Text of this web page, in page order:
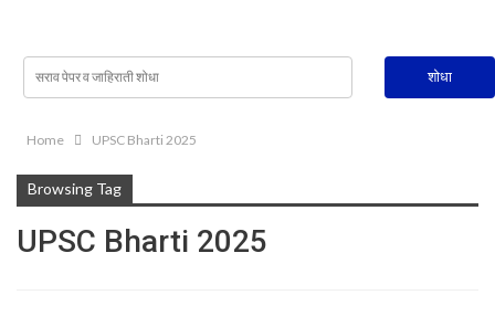
Home UPSC Bharti 2025
Browsing Tag
UPSC Bharti 2025